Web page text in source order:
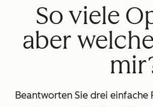
So viele
aber
Beantworten Sie drei einfache